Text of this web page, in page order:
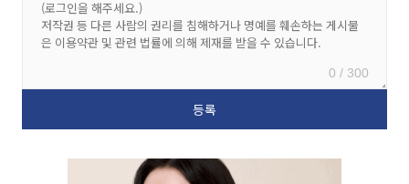
0 / 300